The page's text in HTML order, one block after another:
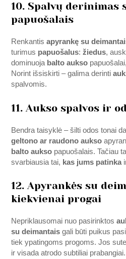
10. Spalvų derinimas
papuošalais
Renkantisapyrankę su
turimus papuošalus:žiedus,
dominuoja balto aukso
Norint išsiskirti – galima derinti
spalvomis.
11. Aukso spalvos ir
Bendra taisyklė – šilti odos tonai
geltono ar raudono aukso
balto aukso papuošalais. Tačiau
svarbiausia tai, kas jums patinka
12. Apyrankės su
kiekvienai progai
Nepriklausomai nuo pasirinktos
su deimantais gali būti puikus
tiek ypatingoms progoms. Jos
ir visada atrodo subtiliai prabangiai.